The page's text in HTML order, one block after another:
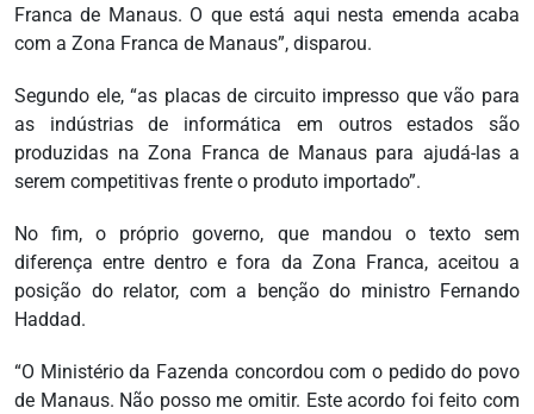
Franca de Manaus. O que está aqui nesta emenda acaba
com a Zona Franca de Manaus”, disparou.
Segundo ele, “as placas de circuito impresso que vão para
as indústrias de informática em outros estados são
produzidas na Zona Franca de Manaus para ajudá-las a
serem competitivas frente o produto importado”.
No fim, o próprio governo, que mandou o texto sem
diferença entre dentro e fora da Zona Franca, aceitou a
posição do relator, com a benção do ministro Fernando
Haddad.
“O Ministério da Fazenda concordou com o pedido do povo
de Manaus. Não posso me omitir. Este acordo foi feito com